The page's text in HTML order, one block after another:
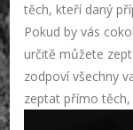
těch, kteří daný
Pokud by vás
určitě můžete
zodpoví všechny
zeptat přímo